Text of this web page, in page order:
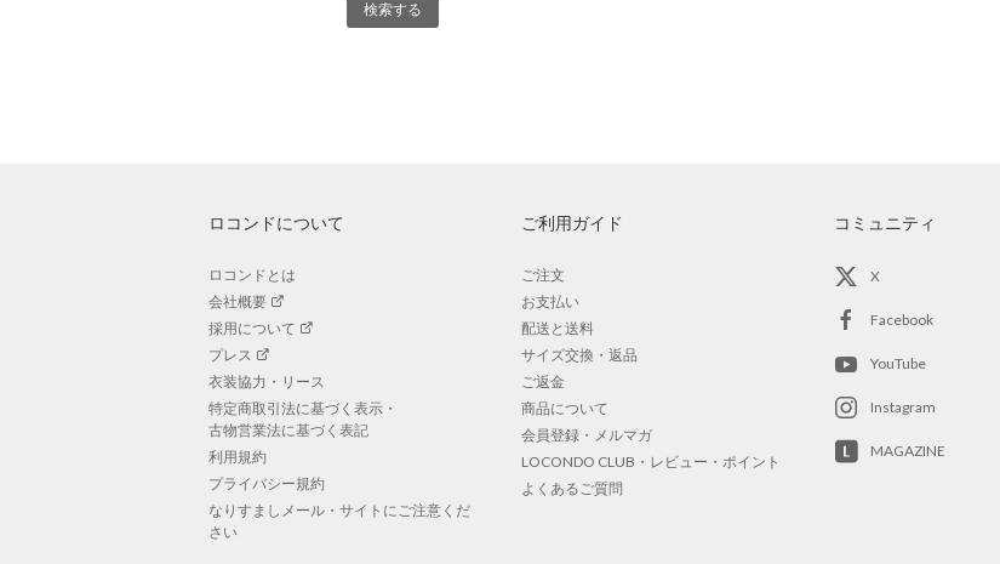
ロコンドについて
ロコンドとは
会社概要
採用について
プレス
衣装協力・リース
特定商取引法に基づく表示・
古物営業法に基づく表記
利用規約
プライバシー規約
なりすましメール・サイトにご注意くだ
さい
ご利用ガイド
ご注文
お支払い
配送と送料
サイズ交換・返品
ご返金
商品について
会員登録・メルマガ
LOCONDO CLUB・レビュー・ポイント
よくあるご質問
コミュニティ
X
Facebook
YouTube
Instagram
MAGAZINE